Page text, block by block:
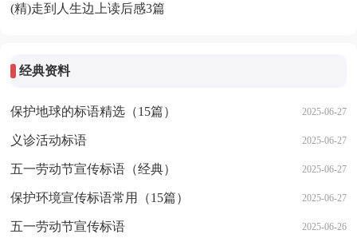
(精)走到人生边上读后感3篇
经典资料
保护地球的标语精选（15篇） 2025-06-27
义诊活动标语 2025-06-27
五一劳动节宣传标语（经典） 2025-06-27
保护环境宣传标语常用（15篇） 2025-06-27
五一劳动节宣传标语 2025-06-26